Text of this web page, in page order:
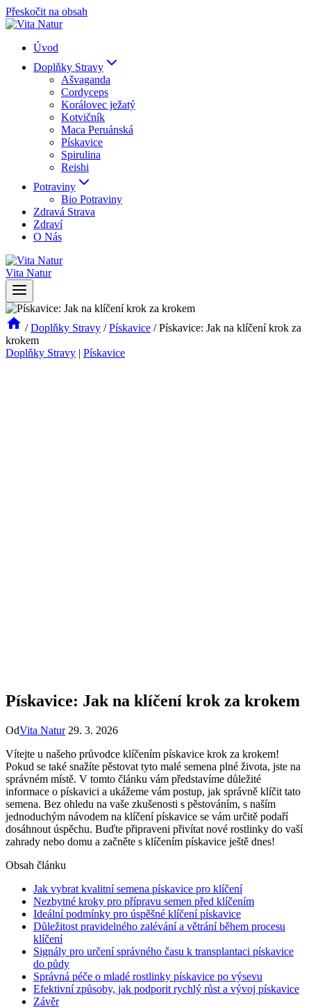
Přeskočit na obsah
Úvod
Doplňky Stravy
Ašvaganda
Cordyceps
Korálovec ježatý
Kotvičník
Maca Peruánská
Pískavice
Spirulina
Reishi
Potraviny
Bio Potraviny
Zdravá Strava
Zdraví
O Nás
Vita Natur
/ Doplňky Stravy / Pískavice / Pískavice: Jak na klíčení krok za
krokem
Doplňky Stravy | Pískavice
Pískavice: Jak na klíčení krok za krokem
OdVita Natur 29. 3. 2026
Vítejte u našeho průvodce klíčením pískavice krok za krokem!
Pokud se také snažíte pěstovat tyto malé semena plné života, jste na
správném místě. V tomto článku vám představíme důležité
informace o pískavici a ukážeme vám postup, jak správně klíčit tato
semena. Bez ohledu na vaše zkušenosti s pěstováním, s naším
jednoduchým návodem na klíčení pískavice se vám určitě podaří
dosáhnout úspěchu. Buďte připraveni přivítat nové rostlinky do vaší
zahrady nebo domu a začněte s klíčením pískavice ještě dnes!
Obsah článku
Jak vybrat kvalitní semena pískavice pro klíčení
Nezbytné kroky pro přípravu semen před klíčením
Ideální podmínky pro úspěšné klíčení pískavice
Důležitost pravidelného zalévání a větrání během procesu
klíčení
Signály pro určení správného času k transplantaci pískavice
do půdy
Správná péče o mladé rostlinky pískavice po výsevu
Efektivní způsoby, jak podporit rychlý růst a vývoj pískavice
Závěr